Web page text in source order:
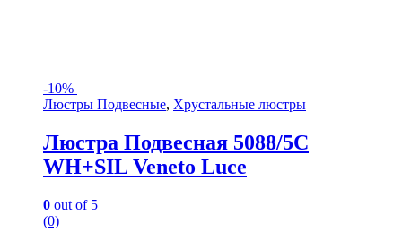
-10%
Люстры Подвесные, Хрустальные люстры
Люстра Подвесная 5088/5C
WH+SIL Veneto Luce
0 out of 5
(0)